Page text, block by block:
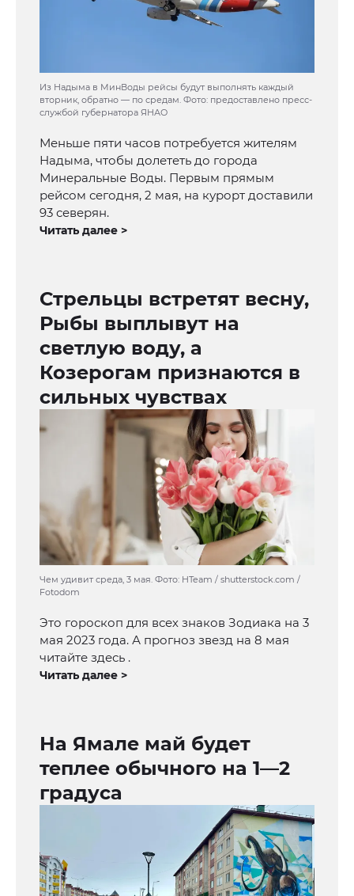
Из Надыма в МинВоды рейсы будут выполнять каждый
вторник, обратно — по средам. Фото: предоставлено пресс-
службой губернатора ЯНАО
Меньше пяти часов потребуется жителям
Надыма, чтобы долететь до города
Минеральные Воды. Первым прямым
рейсом сегодня, 2 мая, на курорт доставили
93 северян.
Читать далее >
Стрельцы встретят весну,
Рыбы выплывут на
светлую воду, а
Козерогам признаются в
сильных чувствах
Чем удивит среда, 3 мая. Фото: HTeam / shutterstock.com /
Fotodom
Это гороскоп для всех знаков Зодиака на 3
мая 2023 года. А прогноз звезд на 8 мая
читайте здесь .
Читать далее >
На Ямале май будет
теплее обычного на 1—2
градуса